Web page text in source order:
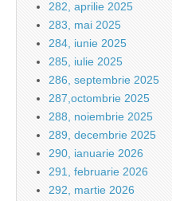
282, aprilie 2025
283, mai 2025
284, iunie 2025
285, iulie 2025
286, septembrie 2025
287,octombrie 2025
288, noiembrie 2025
289, decembrie 2025
290, ianuarie 2026
291, februarie 2026
292, martie 2026